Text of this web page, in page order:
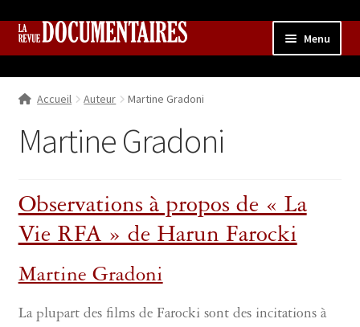
Aller
navigation
Aller
Menu
Qui sommes nous ?
Collection
Boutique
Accueil Auteur Martine Gradoni
Martine Gradoni
Observations à propos de « La
Vie RFA » de Harun Farocki
Martine Gradoni
La plupart des films de Farocki sont des incitations à